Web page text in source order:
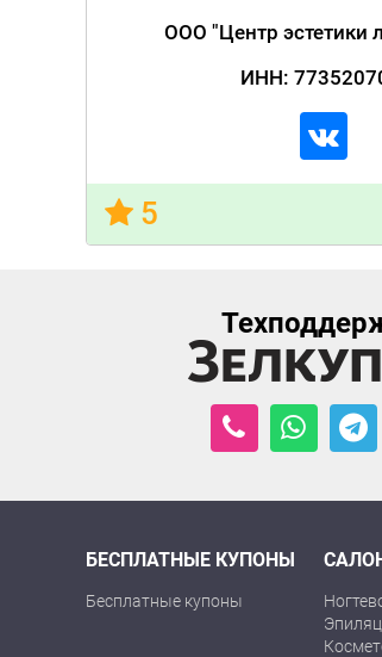
ООО "Центр эстетики
ИНН:
5
БЕСПЛАТНЫЕ КУПОНЫ
Бесплатные купоны